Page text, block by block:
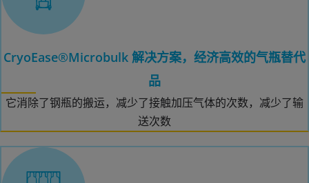
CryoEase®Microbulk 解决方案，经济高效的气瓶替代
品
它消除了钢瓶的搬运，减少了接触加压气体的次数，减少了输
送次数